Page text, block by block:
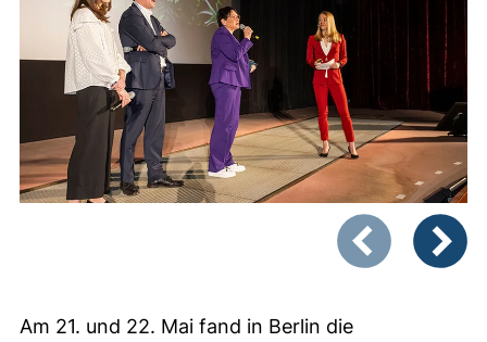
Zeigt Folie 1
Am 21. und 22. Mai fand in Berlin die